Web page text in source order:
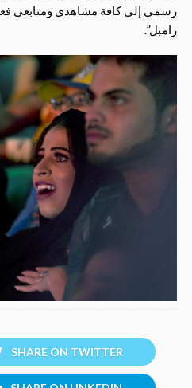
رسمي إلى كافة مشاهدي ومتابعي
رامبل”.
SHARE ON TWITTER